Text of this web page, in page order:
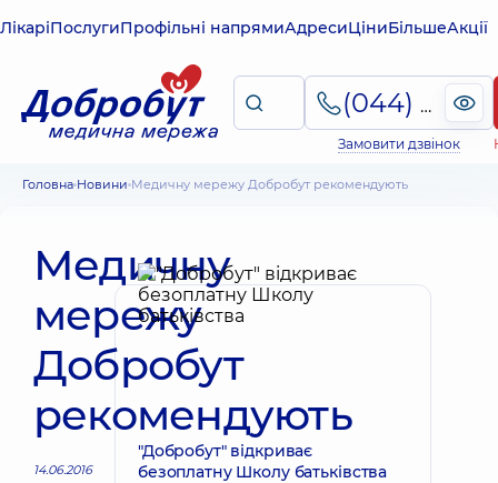
ЛікаріПослугиПрофільні напрямиАдресиЦіниБільшеАкції
(044) 495-2-888
Замовити дзвінок
Головна Новини Медичну мережу Добробут рекомендують
Медичну
мережу
Добробут
рекомендують
14.06.2016
"Добробут" відкриває
безоплатну Школу батьківства